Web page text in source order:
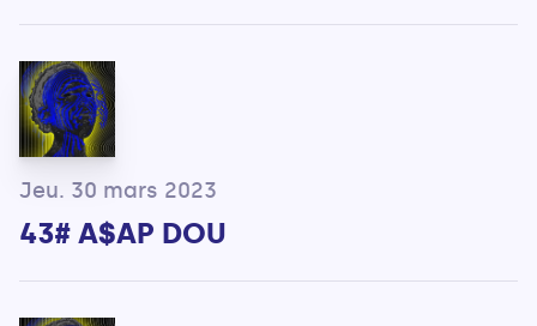
Jeu. 30 mars 2023
43# A$AP DOU